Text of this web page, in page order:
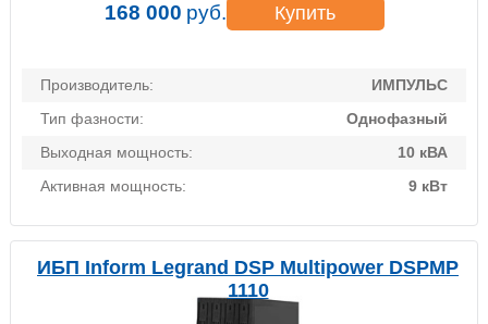
Производитель:
ИМПУЛЬС
Тип фазности:
Однофазный
Выходная мощность:
10 кВА
Активная мощность:
9 кВт
168 000 руб. Купить
ИБП Inform Legrand DSP Multipower DSPMP
1110